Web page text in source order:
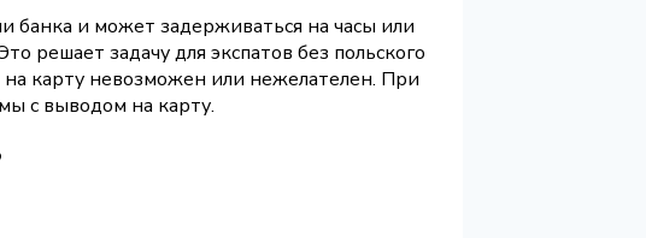
банка и может задерживаться на часы или
решает задачу для экспатов без польского
на карту невозможен или нежелателен. При
с выводом на карту.